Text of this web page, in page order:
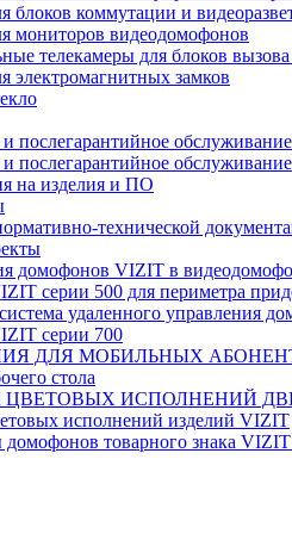
блоков коммутации и
мониторов видеодомофонов
телекамеры для блоков
электромагнитных замков
послегарантийное
послегарантийное
на изделия и ПО
технической
домофонов VIZIT в
серии 500 для периметра
удаленного управления
серии 700
ДЛЯ МОБИЛЬНЫХ
стола
ИСПОЛНЕНИЙ
исполнений изделий VIZIT
товарного знака VIZIT